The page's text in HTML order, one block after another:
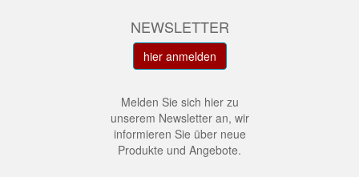
NEWSLETTER
hier anmelden
Melden Sie sich hier zu
unserem Newsletter an, wir
informieren Sie über neue
Produkte und Angebote.